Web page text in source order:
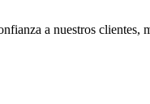
a nuestros clientes,